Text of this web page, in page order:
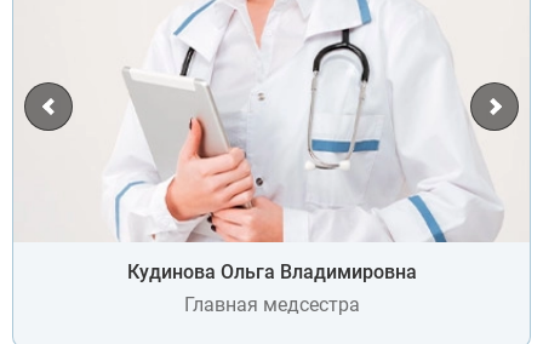
Кудинова Ольга Владимировна
Главная медсестра